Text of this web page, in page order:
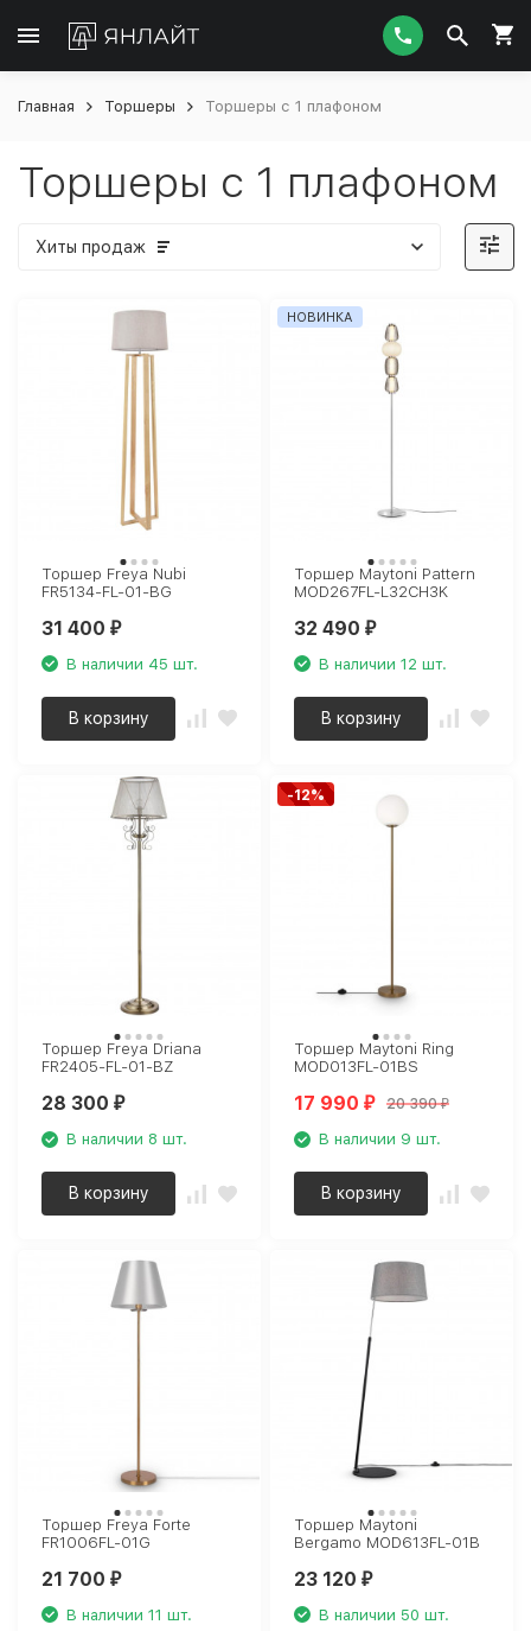
Главная Торшеры Торшеры с 1 плафоном
Торшеры с 1 плафоном
Хиты продаж
Торшер Freya Nubi
FR5134-FL-01-BG
31 400₽
В наличии 45 шт.
В корзину
НОВИНКА
Торшер Maytoni Pattern
MOD267FL-L32CH3K
32 490₽
В наличии 12 шт.
В корзину
Торшер Freya Driana
FR2405-FL-01-BZ
28 300₽
В наличии 8 шт.
В корзину
-12%
Торшер Maytoni Ring
MOD013FL-01BS
17 990₽ 20 390₽
В наличии 9 шт.
В корзину
Торшер Freya Forte
FR1006FL-01G
21 700₽
В наличии 11 шт.
Торшер Maytoni
Bergamo MOD613FL-01B
23 120₽
В наличии 50 шт.